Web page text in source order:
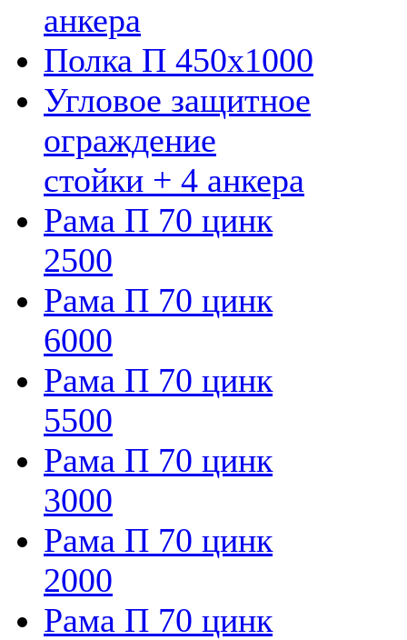
анкера
Полка П 450х1000
Угловое защитное
ограждение
стойки + 4 анкера
Рама П 70 цинк
2500
Рама П 70 цинк
6000
Рама П 70 цинк
5500
Рама П 70 цинк
3000
Рама П 70 цинк
2000
Рама П 70 цинк